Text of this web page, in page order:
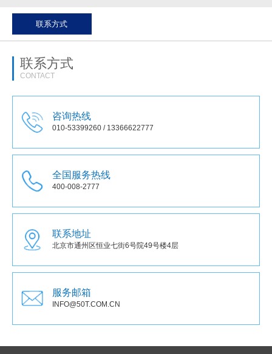
联系方式
联系方式
CONTACT
咨询热线
010-53399260 / 13366622777
全国服务热线
400-008-2777
联系地址
北京市通州区恒业七街6号院49号楼4层
服务邮箱
INFO@50T.COM.CN